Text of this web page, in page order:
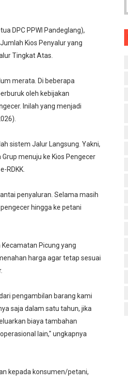
DPC PPWI Pandeglang),
Kios Penyalur yang
Tingkat Atas.
merata. Di beberapa
oleh kebijakan
Inilah yang menjadi
sistem Jalur Langsung. Yakni,
menuju ke Kios Pengecer
RDKK.
penyaluran. Selama masih
hingga ke petani
Picung yang
harga agar tetap sesuai
pengambilan barang kami
saja dalam satu tahun, jika
biaya tambahan
lain," ungkapnya
kepada konsumen/petani,